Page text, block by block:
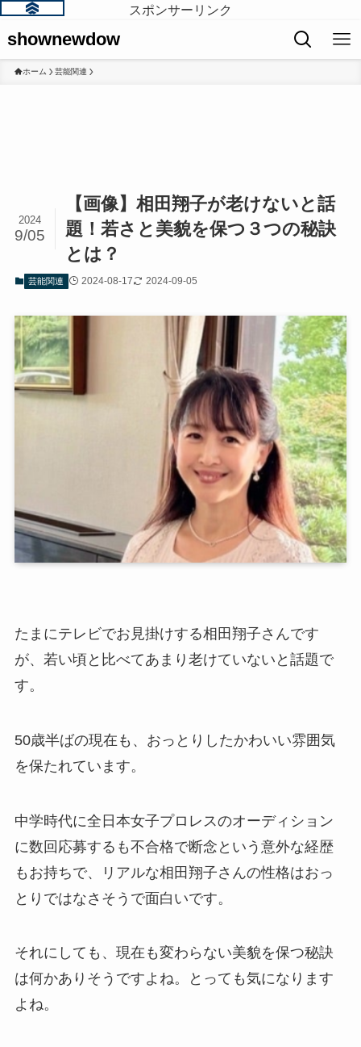
スポンサーリンク
shownewdow
ホーム 芸能関連
【画像】相田翔子が老けないと話
題！若さと美貌を保つ３つの秘訣
とは？
2024
9/05
芸能関連 2024-08-17 2024-09-05
たまにテレビでお見掛けする相田翔子さんです
が、若い頃と比べてあまり老けていないと話題で
す。
50歳半ばの現在も、おっとりしたかわいい雰囲気
を保たれています。
中学時代に全日本女子プロレスのオーディション
に数回応募するも不合格で断念という意外な経歴
もお持ちで、リアルな相田翔子さんの性格はおっ
とりではなさそうで面白いです。
それにしても、現在も変わらない美貌を保つ秘訣
は何かありそうですよね。とっても気になります
よね。